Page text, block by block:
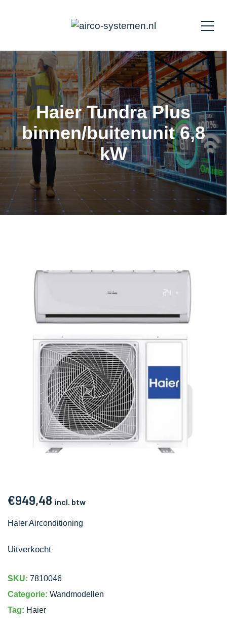
Haier Tundra Plus
binnen/buitenunit 6,8
kW
€949,48 incl. btw
Haier Airconditioning
Uitverkocht
SKU: 7810046
Categorie: Wandmodellen
Tag: Haier